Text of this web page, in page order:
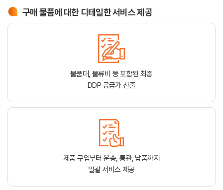
구매 물품에 대한 디테일한 서비스 제공
물품대, 물류비 등 포함된 최종
DDP 공급가 산출
제품 구입부터 운송, 통관, 납품까지
일괄 서비스 제공